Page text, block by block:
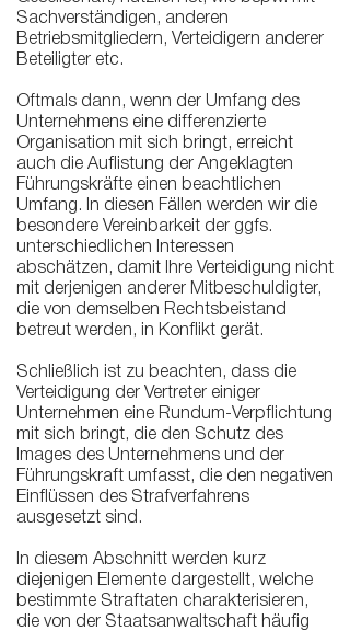
Sachverständigen, anderen
Betriebsmitgliedern, Verteidigern anderer
Beteiligter etc.
Oftmals dann, wenn der Umfang des
Unternehmens eine differenzierte
Organisation mit sich bringt, erreicht
auch die Auflistung der Angeklagten
Führungskräfte einen beachtlichen
Umfang. In diesen Fällen werden wir die
besondere Vereinbarkeit der ggfs.
unterschiedlichen Interessen
abschätzen, damit Ihre Verteidigung nicht
mit derjenigen anderer Mitbeschuldigter,
die von demselben Rechtsbeistand
betreut werden, in Konflikt gerät.
Schließlich ist zu beachten, dass die
Verteidigung der Vertreter einiger
Unternehmen eine Rundum-Verpflichtung
mit sich bringt, die den Schutz des
Images des Unternehmens und der
Führungskraft umfasst, die den negativen
Einflüssen des Strafverfahrens
ausgesetzt sind.
In diesem Abschnitt werden kurz
diejenigen Elemente dargestellt, welche
bestimmte Straftaten charakterisieren,
die von der Staatsanwaltschaft häufig